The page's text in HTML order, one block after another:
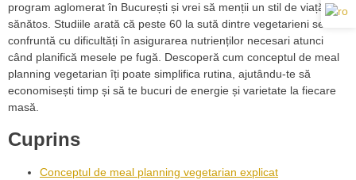
program aglomerat în București și vrei să menții un stil de viață
sănătos. Studiile arată că peste 60 la sută dintre vegetarieni se
confruntă cu dificultăți în asigurarea nutrienților necesari atunci
când planifică mesele pe fugă. Descoperă cum conceptul de meal
planning vegetarian îți poate simplifica rutina, ajutându-te să
economisești timp și să te bucuri de energie și varietate la fiecare
masă.
Cuprins
Conceptul de meal planning vegetarian explicat